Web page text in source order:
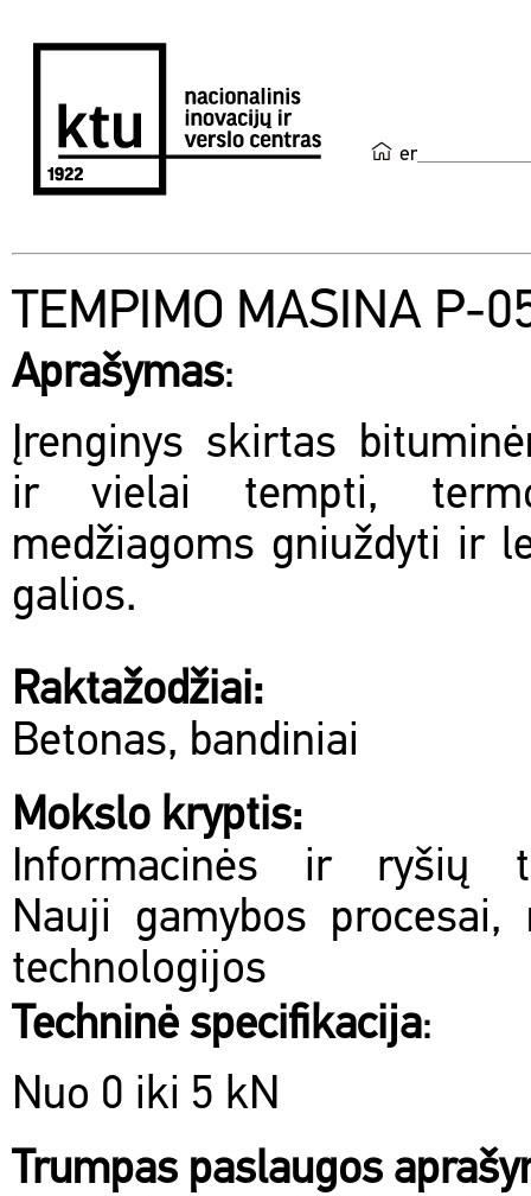
en
TEMPIMO MASINA P-
Aprašymas:
Įrenginys skirtas
ir vielai tempti,
medžiagoms gniuždyti ir
galios.
Raktažodžiai:
Betonas, bandiniai
Mokslo kryptis:
Informacinės ir ryšių
Nauji gamybos procesai,
technologijos
Techninė specifikacija:
Nuo 0 iki 5 kN
Trumpas paslaugos